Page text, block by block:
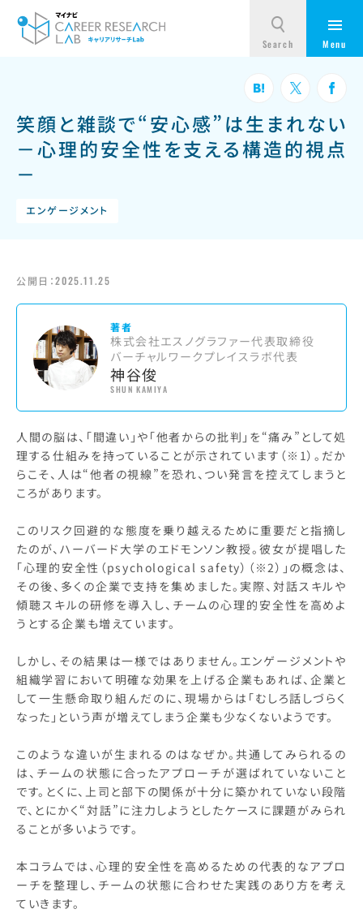
笑顔と雑談で“安心感”は生まれない
－心理的安全性を支える構造的視点
－
エンゲージメント
公開日：2025.11.25
著者
株式会社エスノグラファー代表取締役
バーチャルワークプレイスラボ代表
神谷俊
SHUN KAMIYA
人間の脳は、「間違い」や「他者からの批判」を“痛み”として処
理する仕組みを持っていることが示されています（※1）。だか
らこそ、人は“他者の視線”を恐れ、つい発言を控えてしまうと
ころがあります。
このリスク回避的な態度を乗り越えるために重要だと指摘し
たのが、ハーバード大学のエドモンソン教授。彼女が提唱した
「心理的安全性（psychological safety）（※2）」の概念は、
その後、多くの企業で支持を集めました。実際、対話スキルや
傾聴スキルの研修を導入し、チームの心理的安全性を高めよ
うとする企業も増えています。
しかし、その結果は一様ではありません。エンゲージメントや
組織学習において明確な効果を上げる企業もあれば、企業と
して一生懸命取り組んだのに、現場からは「むしろ話しづらく
なった」という声が増えてしまう企業も少なくないようです。
このような違いが生まれるのはなぜか。共通してみられるの
は、チームの状態に合ったアプローチが選ばれていないこと
です。とくに、上司と部下の関係が十分に築かれていない段階
で、とにかく“対話”に注力しようとしたケースに課題がみられ
ることが多いようです。
本コラムでは、心理的安全性を高めるための代表的なアプロ
ーチを整理し、チームの状態に合わせた実践のあり方を考え
ていきます。